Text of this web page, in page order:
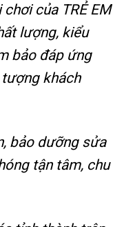
của TRẺ EM
lượng, kiểu
bảo đáp ứng
khách
bảo dưỡng sửa
tận tâm, chu